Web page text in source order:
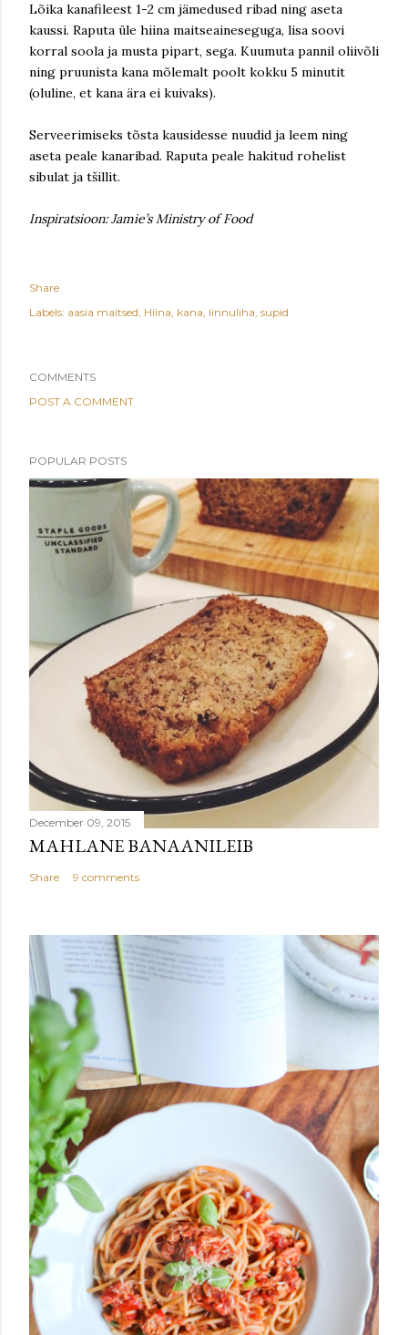
Lõika kanafileest 1-2 cm jämedused ribad ning aseta
kaussi. Raputa üle hiina maitseaineseguga, lisa soovi
korral soola ja musta pipart, sega. Kuumuta pannil oliivõli
ning pruunista kana mõlemalt poolt kokku 5 minutit
(oluline, et kana ära ei kuivaks).
Serveerimiseks tõsta kausidesse nuudid ja leem ning
aseta peale kanaribad. Raputa peale hakitud rohelist
sibulat ja tšillit.
Inspiratsioon: Jamie’s Ministry of Food
Share
Labels: aasia maitsed Hiina kana linnuliha supid
COMMENTS
POST A COMMENT
POPULAR POSTS
December 09, 2015
MAHLANE BANAANILEIB
Share 9 comments